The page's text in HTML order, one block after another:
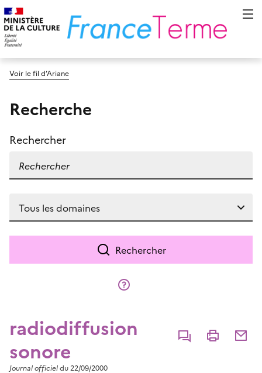
Voir le fil d’Ariane
Recherche
Rechercher
Rechercher
radiodiffusion
sonore
CommenterImprimer
Journal officieldu 22/09/2000